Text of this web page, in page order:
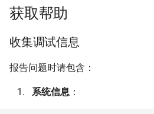
获取帮助
收集调试信息
报告问题时请包含：
系统信息 ：